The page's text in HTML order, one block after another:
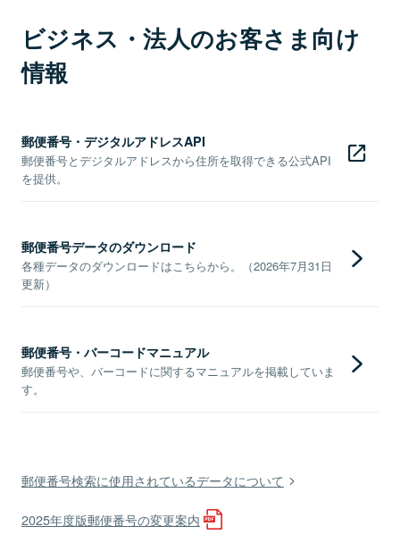
ビジネス・法人のお客さま向け
情報
郵便番号・デジタルアドレスAPI
郵便番号とデジタルアドレスから住所を取得できる公式API
を提供。
郵便番号データのダウンロード
各種データのダウンロードはこちらから。（2026年7月31日
更新）
郵便番号・バーコードマニュアル
郵便番号や、バーコードに関するマニュアルを掲載していま
す。
郵便番号検索に使用されているデータについて
2025年度版郵便番号の変更案内